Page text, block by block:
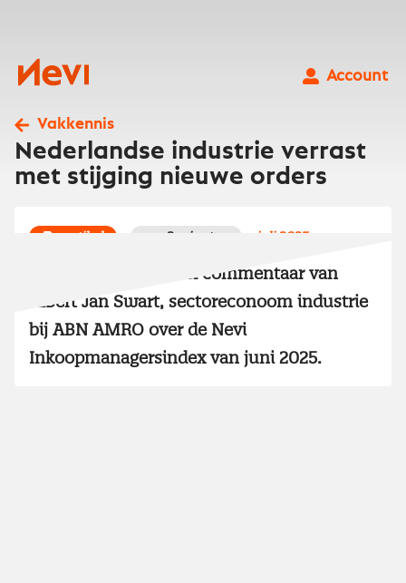
Nevi
Account
Vakkennis
Nederlandse industrie verrast
met stijging nieuwe orders
artikel 2 minuten juli 2025
Lees het redactioneel commentaar van
Albert Jan Swart, sectoreconoom industrie
bij ABN AMRO over de Nevi
Inkoopmanagersindex van juni 2025.